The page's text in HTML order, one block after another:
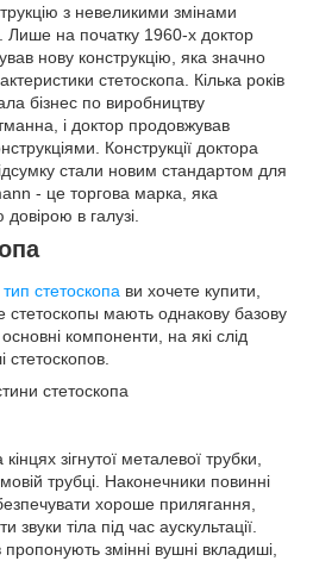
з невеликими змінами
Лише на початку 1960-х доктор
нову конструкцію, яка значно
стетоскопа. Кілька років
бізнес по виробництву
і доктор продовжував
Конструкції доктора
стали новим стандартом для
- це торгова марка, яка
в галузі.
тип стетоскопа ви хочете купити,
стетоскопы мають однакову базову
компоненти, на які слід
стетоскопов.
зігнутої металевої трубки,
трубці. Наконечники повинні
хороше прилягання,
тіла під час аускультації.
змінні вушні вкладиші,